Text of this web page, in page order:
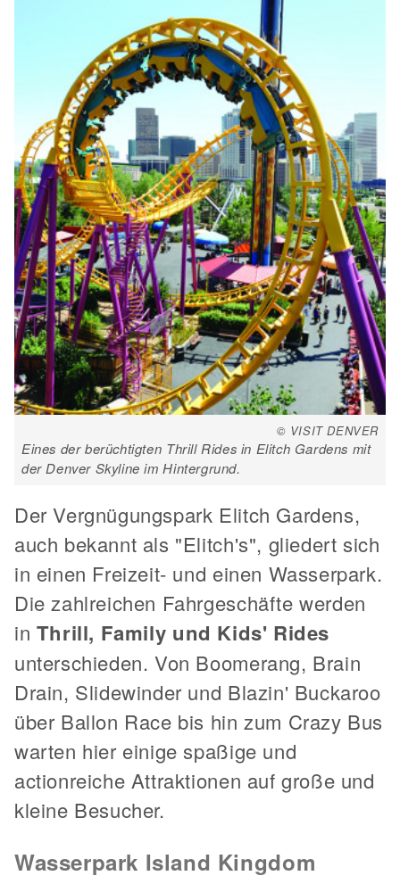
© VISIT DENVER
Eines der berüchtigten Thrill Rides in Elitch Gardens mit
der Denver Skyline im Hintergrund.
Der Vergnügungspark Elitch Gardens,
auch bekannt als "Elitch's", gliedert sich
in einen Freizeit- und einen Wasserpark.
Die zahlreichen Fahrgeschäfte werden
in Thrill, Family und Kids' Rides
unterschieden. Von Boomerang, Brain
Drain, Slidewinder und Blazin' Buckaroo
über Ballon Race bis hin zum Crazy Bus
warten hier einige spaßige und
actionreiche Attraktionen auf große und
kleine Besucher.
Wasserpark Island Kingdom